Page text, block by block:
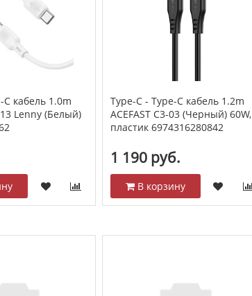
C кабель 1.0m
Lenny (Белый)
Type-C - Type-C кабель 1.2m
ACEFAST C3-03 (Черный) 60W,
пластик 6974316280842
1 190 руб.
В корзину